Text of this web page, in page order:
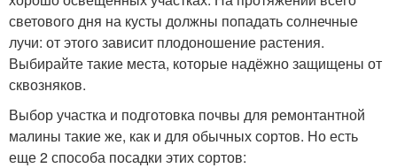
светового дня на кусты должны попадать солнечные
лучи: от этого зависит плодоношение растения.
Выбирайте такие места, которые надёжно защищены от
сквозняков.
Выбор участка и подготовка почвы для ремонтантной
малины такие же, как и для обычных сортов. Но есть
еще 2 способа посадки этих сортов: